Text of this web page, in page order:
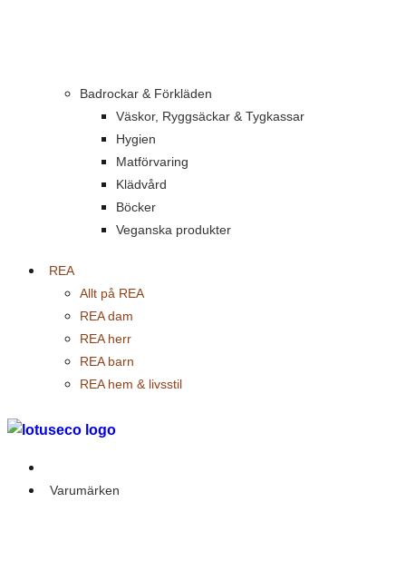
Badrockar & Förkläden
Väskor, Ryggsäckar & Tygkassar
Hygien
Matförvaring
Klädvård
Böcker
Veganska produkter
REA
Allt på REA
REA dam
REA herr
REA barn
REA hem & livsstil
Varumärken